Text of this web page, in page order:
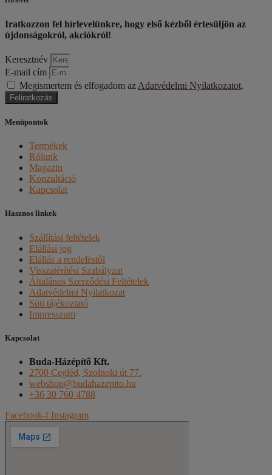
Iratkozzon fel hírlevelünkre, hogy első kézből értesüljön az
újdonságokról, akciókról!
Keresztnév
E-mail cím
Megismertem és elfogadom az Adatvédelmi Nyilatkozatot.
Feliratkozás
Menüpontok
Termékek
Rólunk
Magazin
Konzultáció
Kapcsolat
Hasznos linkek
Szállítási feltételek
Elállási jog
Elállás a rendeléstől
Visszatérítési Szabályzat
Általános Szerződési Feltételek
Adatvédelmi Nyilatkozat
Süti tájékoztató
Impresszum
Kapcsolat
Buda-Házépítő Kft.
2700 Cegléd, Szolnoki út 77.
webshop@budahazepito.hu
+36 30 760 4788
Facebook-f Instagram